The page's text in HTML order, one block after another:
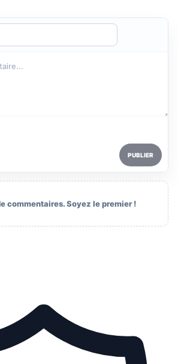
PUBLIER
commentaires. Soyez le premier !